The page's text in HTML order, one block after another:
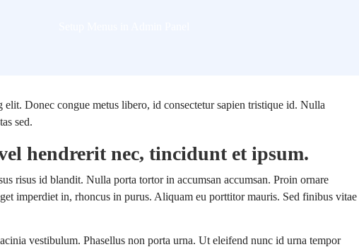
Donec congue metus libero, id consectetur sapien tristique id. Nulla
sed.
hendrerit nec, tincidunt et ipsum.
risus id blandit. Nulla porta tortor in accumsan accumsan. Proin ornare
imperdiet in, rhoncus in purus. Aliquam eu porttitor mauris. Sed finibus vitae
vestibulum. Phasellus non porta urna. Ut eleifend nunc id urna tempor